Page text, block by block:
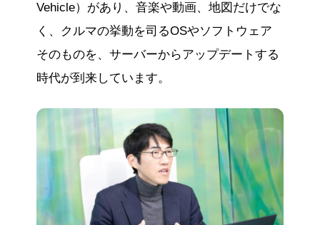
Vehicle）があり、音楽や動画、地図だけでな
く、クルマの挙動を司るOSやソフトウェア
そのものを、サーバーからアップデートする
時代が到来しています。